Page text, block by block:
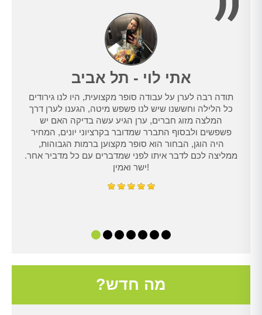
אתי לוי - תל אביב
תודה רבה לערן על עבודה סופר מקצועית, היו לנו גירודים
כל הלילה וחששנו שיש לנו פשפש מיטה, הגענו לערן דרך
המלצה מזוג חברים, ערן הגיע עשה בדיקה האם יש
פשפשים ולבסוף התברר שמדובר בקרציוני יונים, המחיר
היה הוגן, הבחור הוא סופר מקצוען ברמות הגבוהות,
ממליצה לכם לדבר איתו לפני שמדברים עם כל מדביר אחר.
ישר ואמין!
מה חדש?